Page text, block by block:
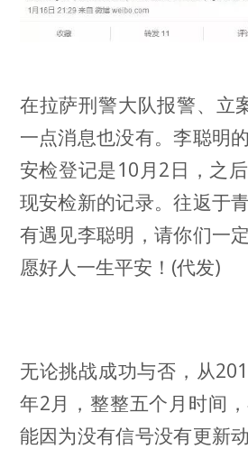
在拉萨刑警大队报警、
一点消息也没有。李聪明
安检登记是10月2日，之
现安检新的记录。往返于
有遇见李聪明，请你们一
愿好人一生平安！(代发)
无论挑战成功与否，从
年2月，整整五个月时间
能因为没有信号没有更新